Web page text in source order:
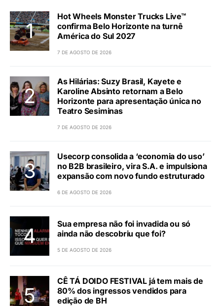
Hot Wheels Monster Trucks Live™
confirma Belo Horizonte na turnê
América do Sul 2027
7 DE AGOSTO DE 2026
As Hilárias: Suzy Brasil, Kayete e
Karoline Absinto retornam a Belo
Horizonte para apresentação única no
Teatro Sesiminas
7 DE AGOSTO DE 2026
Usecorp consolida a ‘economia do uso’
no B2B brasileiro, vira S.A. e impulsiona
expansão com novo fundo estruturado
6 DE AGOSTO DE 2026
Sua empresa não foi invadida ou só
ainda não descobriu que foi?
5 DE AGOSTO DE 2026
CÊ TÁ DOIDO FESTIVAL já tem mais de
80% dos ingressos vendidos para
edição de BH